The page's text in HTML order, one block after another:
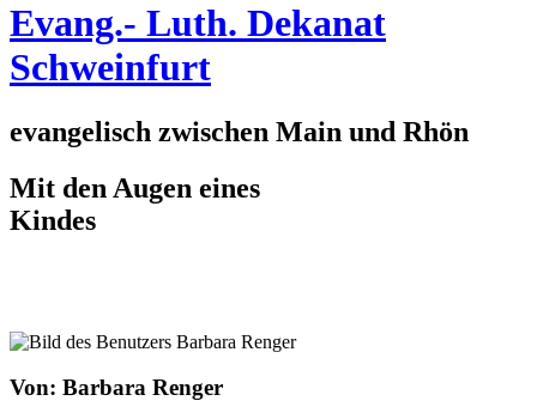
Evang.- Luth. Dekanat
Schweinfurt
evangelisch zwischen Main und Rhön
Mit den Augen eines
Kindes
Von: Barbara Renger